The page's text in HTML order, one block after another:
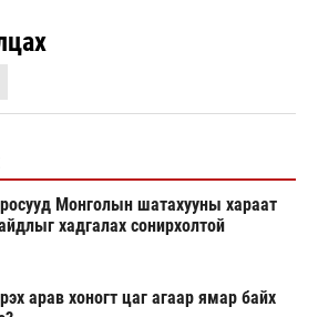
Монголын шатахууны хараат
хадгалах сонирхолтой
арав хоногт цаг агаар ямар байх